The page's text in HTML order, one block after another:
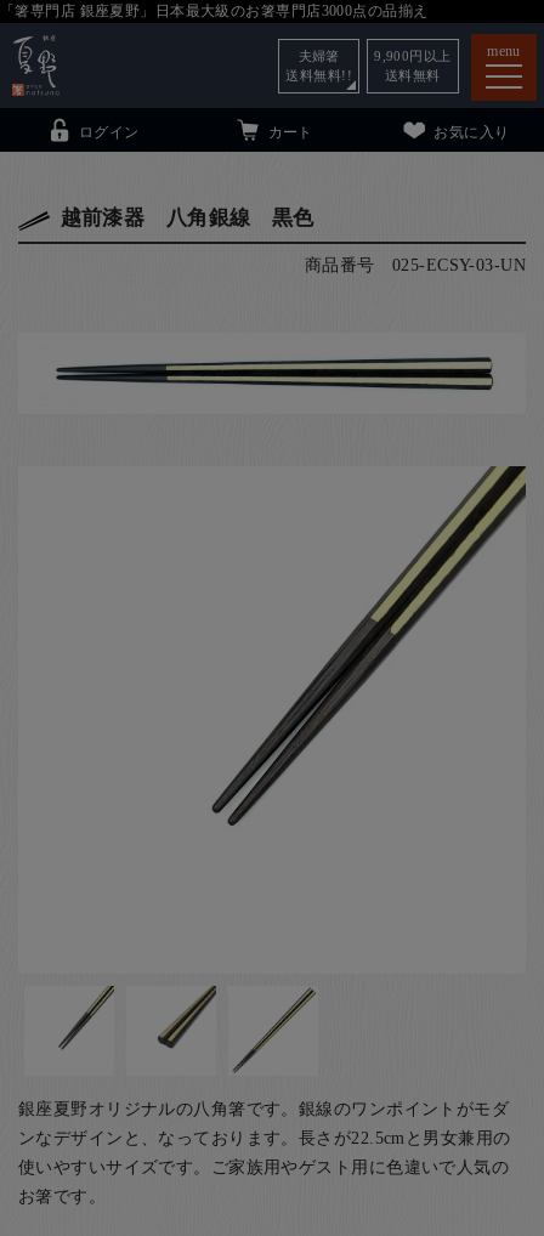
「箸専門店 銀座夏野」日本最大級のお箸専門店3000点の品揃え
menu
銀座夏野・箸長について
ログイン カート お気に入り
夫婦箸
送料無料!!
9,900 円以上
送料無料
越前漆器 八角銀線 黒色
商品番号 025-ECSY-03-UN
銀座夏野オリジナルの八角箸です。銀線のワンポイントがモダ
ンなデザインと、なっております。長さが22.5cmと男女兼用の
使いやすいサイズです。ご家族用やゲスト用に色違いで人気の
お箸です。